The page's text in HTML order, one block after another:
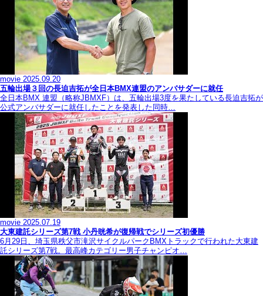
movie 2025.09.20
五輪出場３回の長迫吉拓が全日本BMX連盟のアンバサダーに就任
全日本BMX 連盟（略称JBMXF）は、五輪出場3度を果たしている長迫吉拓が
公式アンバサダーに就任したことを発表した同時…
movie 2025.07.19
大東建託シリーズ第7戦 ⼩丹晄希が復帰戦でシリーズ初優勝
6月29日、埼玉県秩父市滝沢サイクルパークBMXトラックで行われた大東建
託シリーズ第7戦。最高峰カテゴリー男子チャンピオ…